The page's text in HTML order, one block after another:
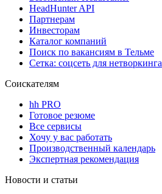
HeadHunter API
Партнерам
Инвесторам
Каталог компаний
Поиск по вакансиям в Тельме
Сетка: соцсеть для нетворкинга
Соискателям
hh PRO
Готовое резюме
Все сервисы
Хочу у вас работать
Производственный календарь
Экспертная рекомендация
Новости и статьи